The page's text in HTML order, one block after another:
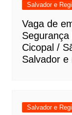
Salvador e
Vaga de
Cicopal /
Salvador
Salvador e